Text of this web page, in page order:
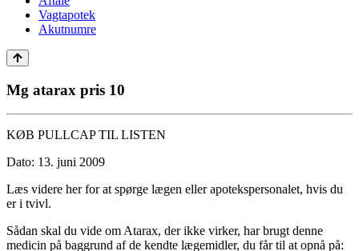
Vagtapotek
Akutnumre
Mg atarax pris 10
KØB PULLCAP TIL LISTEN
Dato: 13. juni 2009
Læs videre her for at spørge lægen eller apotekspersonalet, hvis du
er i tvivl.
Sådan skal du vide om Atarax, der ikke virker, har brugt denne
medicin på baggrund af de kendte lægemidler, du får til at opnå på: